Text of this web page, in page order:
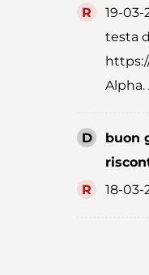
R
19-
testa
D
buon
R
18-